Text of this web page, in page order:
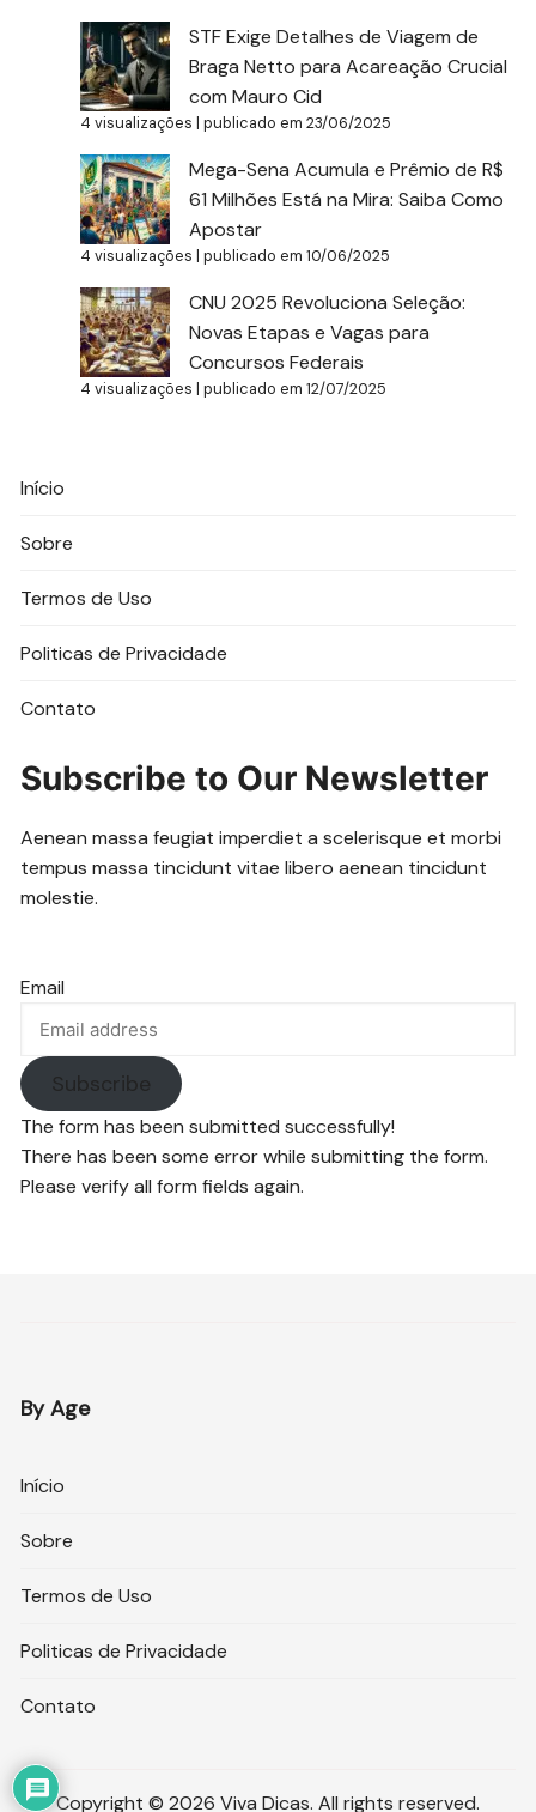
STF Exige Detalhes de Viagem de
Braga Netto para Acareação Crucial
com Mauro Cid
4 visualizações |publicado em 23/06/2025
Mega-Sena Acumula e Prêmio de R$
61 Milhões Está na Mira: Saiba Como
Apostar
4 visualizações |publicado em 10/06/2025
CNU 2025 Revoluciona Seleção:
Novas Etapas e Vagas para
Concursos Federais
4 visualizações |publicado em 12/07/2025
Início
Sobre
Termos de Uso
Politicas de Privacidade
Contato
Subscribe to Our Newsletter
Aenean massa feugiat imperdiet a scelerisque et morbi
tempus massa tincidunt vitae libero aenean tincidunt
molestie.
Email
Subscribe
The form has been submitted successfully!
There has been some error while submitting the form.
Please verify all form fields again.
By Age
Início
Sobre
Termos de Uso
Politicas de Privacidade
Contato
Copyright © 2026 Viva Dicas. All rights reserved.